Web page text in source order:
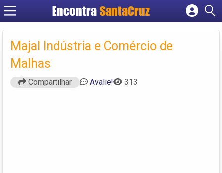
Encontra
Cadastrar empresa
Criar conta
Majal Indústria e Comércio de
Malhas
Compartilhar Avalie! 313